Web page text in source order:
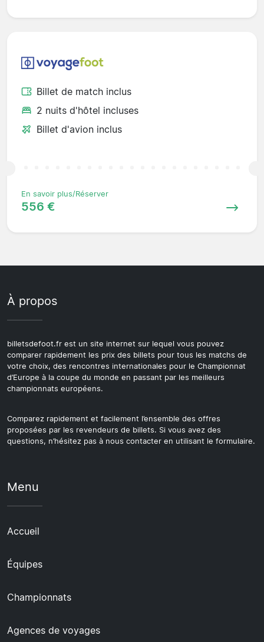
Billet de match inclus
2 nuits d'hôtel incluses
Billet d'avion inclus
En savoir plus/Réserver
556 €
À propos
billetsdefoot.fr est un site internet sur lequel vous pouvez
comparer rapidement les prix des billets pour tous les matchs de
votre choix, des rencontres internationales pour le Championnat
d’Europe à la coupe du monde en passant par les meilleurs
championnats européens.
Comparez rapidement et facilement l’ensemble des offres
proposées par les revendeurs de billets. Si vous avez des
questions, n’hésitez pas à nous contacter en utilisant le formulaire.
Menu
Accueil
Équipes
Championnats
Agences de voyages